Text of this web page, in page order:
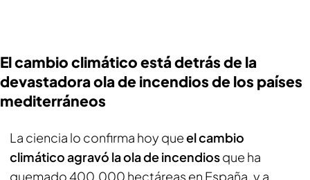
El cambio climático está detrás de la
devastadora ola de incendios de los países
mediterráneos
La ciencia lo confirma hoy queel cambio
climático agravó la ola de incendiosque ha
quemado 400.000 hectáreas en España, y a